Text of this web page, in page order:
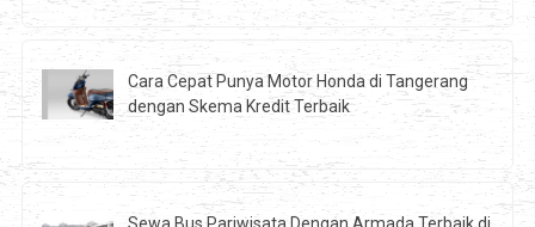
Cara Cepat Punya Motor Honda di Tangerang
dengan Skema Kredit Terbaik